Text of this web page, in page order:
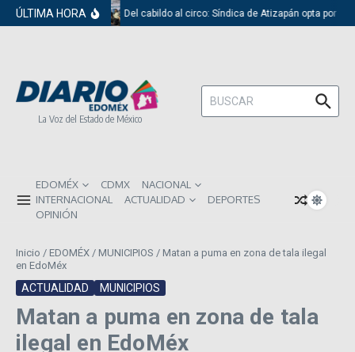
Saltar al contenido
ÚLTIMA HORA Del cabildo al circo: Síndica de Atizapán opta por el
La Voz del Estado de México
Buscar:
EDOMÉX CDMX
NACIONAL
INTERNACIONAL
ACTUALIDAD
DEPORTES
OPINIÓN
Inicio / EDOMÉX / MUNICIPIOS / Matan a puma en zona de tala ilegal
en EdoMéx
ACTUALIDAD MUNICIPIOS
Matan a puma en zona de tala
ilegal en EdoMéx